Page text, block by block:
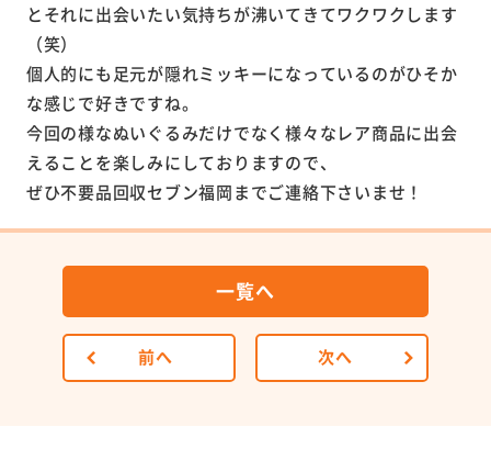
とそれに出会いたい気持ちが沸いてきてワクワクします
（笑）
個人的にも足元が隠れミッキーになっているのがひそか
な感じで好きですね。
今回の様なぬいぐるみだけでなく様々なレア商品に出会
えることを楽しみにしておりますので、
ぜひ不要品回収セブン福岡までご連絡下さいませ！
前へ
一覧へ
次へ